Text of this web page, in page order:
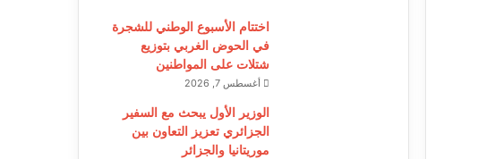
اختتام الأسبوع الوطني للشجرة
في الحوض الغربي بتوزيع
شتلات على المواطنين
أغسطس 7, 2026
الوزير الأول يبحث مع السفير
الجزائري تعزيز التعاون بين
موريتانيا والجزائر